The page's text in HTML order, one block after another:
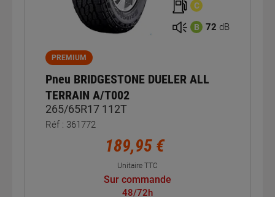
C
B 72 dB
PREMIUM
Pneu BRIDGESTONE DUELER ALL
TERRAIN A/T002
265/65R17 112T
Réf : 361772
189,95 €
Unitaire TTC
Sur commande
48/72h